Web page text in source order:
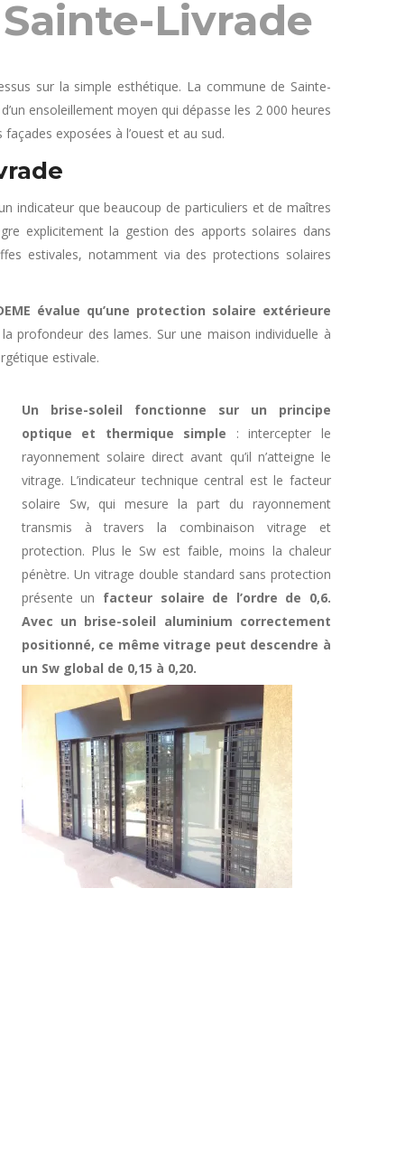
Livrade
sur la simple esthétique. La commune de Sainte-
ensoleillement moyen qui dépasse les 2 000 heures
exposées à l’ouest et au sud.
indicateur que beaucoup de particuliers et de maîtres
explicitement la gestion des apports solaires dans
estivales, notamment via des protections solaires
évalue qu’une protection solaire extérieure
profondeur des lames. Sur une maison individuelle à
estivale.
Un brise-soleil fonctionne sur un principe
optique et thermique simple : intercepter le
rayonnement solaire direct avant qu’il n’atteigne le
vitrage. L’indicateur technique central est le facteur
solaire Sw, qui mesure la part du rayonnement
transmis à travers la combinaison vitrage et
protection. Plus le Sw est faible, moins la chaleur
pénètre. Un vitrage double standard sans protection
présente un facteur solaire de l’ordre de 0,6.
Avec un brise-soleil aluminium correctement
positionné, ce même vitrage peut descendre à
un Sw global de 0,15 à 0,20.